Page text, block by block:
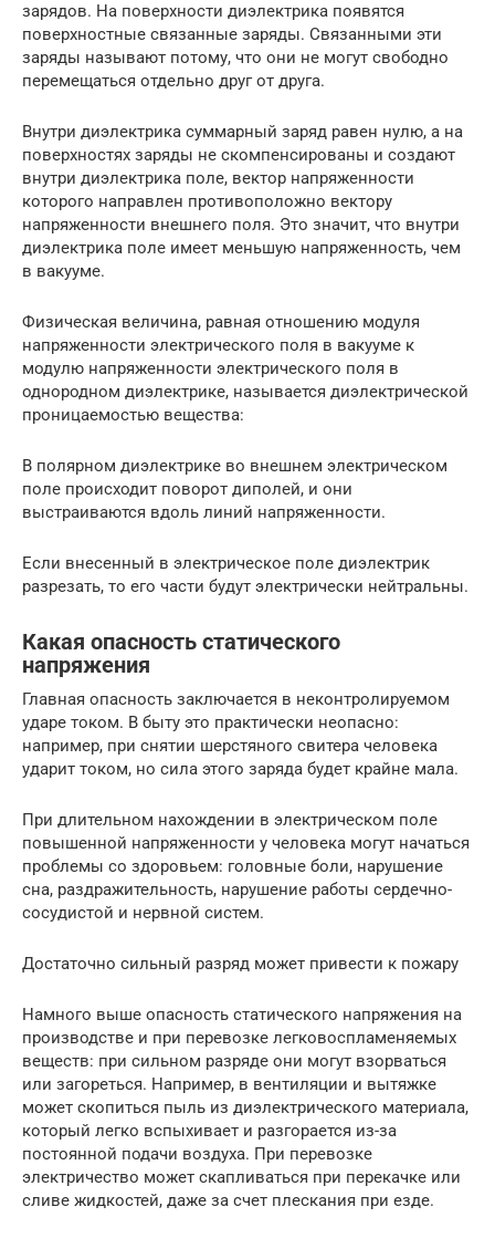
зарядов. На поверхности диэлектрика появятся
поверхностные связанные заряды. Связанными эти
заряды называют потому, что они не могут свободно
перемещаться отдельно друг от друга.
Внутри диэлектрика суммарный заряд равен нулю, а на
поверхностях заряды не скомпенсированы и создают
внутри диэлектрика поле, вектор напряженности
которого направлен противоположно вектору
напряженности внешнего поля. Это значит, что внутри
диэлектрика поле имеет меньшую напряженность, чем
в вакууме.
Физическая величина, равная отношению модуля
напряженности электрического поля в вакууме к
модулю напряженности электрического поля в
однородном диэлектрике, называется диэлектрической
проницаемостью вещества:
В полярном диэлектрике во внешнем электрическом
поле происходит поворот диполей, и они
выстраиваются вдоль линий напряженности.
Если внесенный в электрическое поле диэлектрик
разрезать, то его части будут электрически нейтральны.
Какая опасность статического
напряжения
Главная опасность заключается в неконтролируемом
ударе током. В быту это практически неопасно:
например, при снятии шерстяного свитера человека
ударит током, но сила этого заряда будет крайне мала.
При длительном нахождении в электрическом поле
повышенной напряженности у человека могут начаться
проблемы со здоровьем: головные боли, нарушение
сна, раздражительность, нарушение работы сердечно-
сосудистой и нервной систем.
Достаточно сильный разряд может привести к пожару
Намного выше опасность статического напряжения на
производстве и при перевозке легковоспламеняемых
веществ: при сильном разряде они могут взорваться
или загореться. Например, в вентиляции и вытяжке
может скопиться пыль из диэлектрического материала,
который легко вспыхивает и разгорается из-за
постоянной подачи воздуха. При перевозке
электричество может скапливаться при перекачке или
сливе жидкостей, даже за счет плескания при езде.